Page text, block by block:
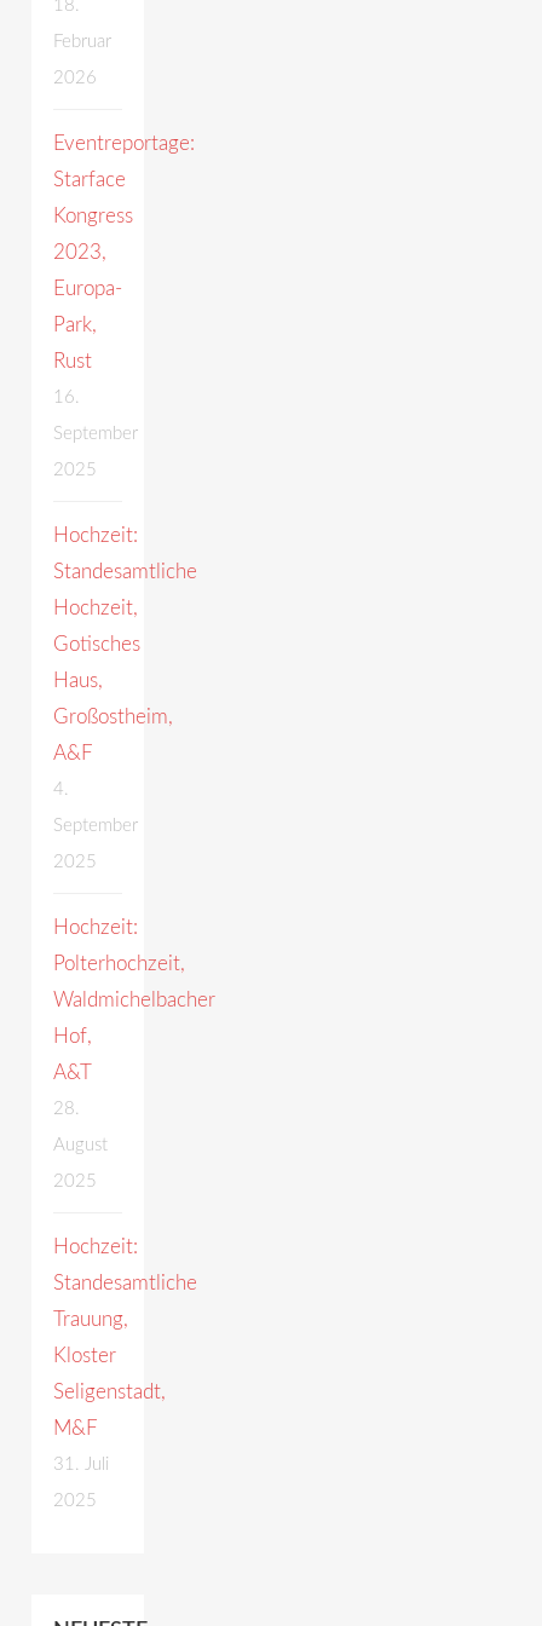
18.
Februar
2026
Eventreportage:
Starface
Kongress
2023,
Europa-
Park,
Rust
16.
September
2025
Hochzeit:
Standesamtliche
Hochzeit,
Gotisches
Haus,
Großostheim,
A&F
4.
September
2025
Hochzeit:
Polterhochzeit,
Waldmichelbacher
Hof,
A&T
28.
August
2025
Hochzeit:
Standesamtliche
Trauung,
Kloster
Seligenstadt,
M&F
31. Juli
2025